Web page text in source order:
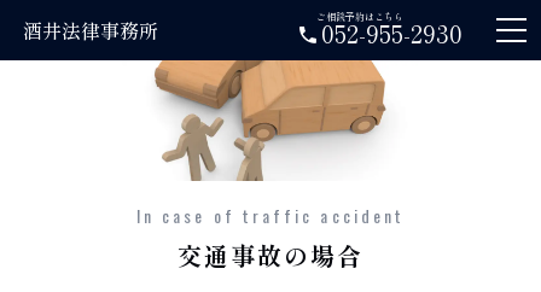
酒井法律事務所 ご相談予約はこちら
052-955-2930
In case of traffic accident
交通事故の場合